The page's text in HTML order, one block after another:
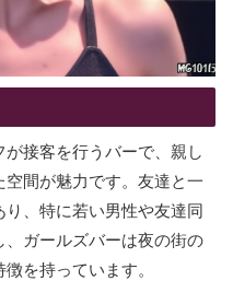
接客を行うバーで、親し
間が魅力です。友達と一
、特に若い男性や友達同
ガールズバーは夜の街の
を持っています。